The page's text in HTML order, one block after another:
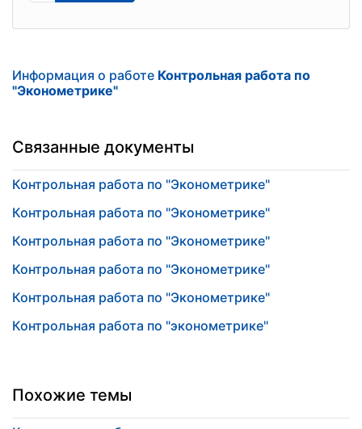
Информация о работе Контрольная работа по
"Эконометрике"
Связанные документы
Контрольная работа по "Эконометрике"
Контрольная работа по "Эконометрике"
Контрольная работа по "Эконометрике"
Контрольная работа по "Эконометрике"
Контрольная работа по "Эконометрике"
Контрольная работа по "эконометрике"
Похожие темы